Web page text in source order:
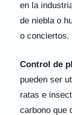
en la
de niebla o
o conciertos.
Control de
pueden ser
ratas e
carbono que